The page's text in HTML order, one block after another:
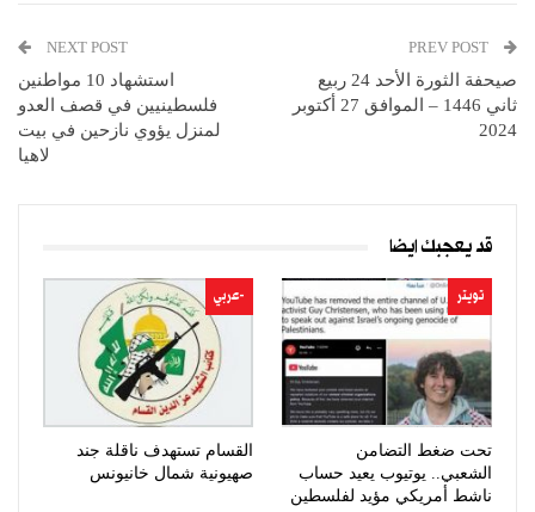
صيحفة الثورة الأحد 24 ربيع
ثاني 1446 – الموافق 27 أكتوبر
2024
NEXT POST
استشهاد 10 مواطنين
فلسطينيين في قصف العدو
لمنزل يؤوي نازحين في بيت
لاهيا
قد يعجبك ايضا
تويتر
تحت ضغط التضامن
الشعبي.. يوتيوب يعيد حساب
ناشط أمريكي مؤيد لفلسطين
-عربي
القسام تستهدف ناقلة جند
صهيونية شمال خانيونس